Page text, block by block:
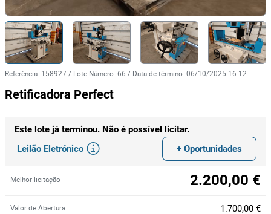
Referência: 158927 / Lote Número: 66 / Data de término: 06/10/2025 16:12
Retificadora Perfect
Este lote já terminou. Não é possível licitar.
Leilão Eletrónico
+ Oportunidades
Melhor licitação 2.200,00 €
Valor de Abertura 1.700,00 €